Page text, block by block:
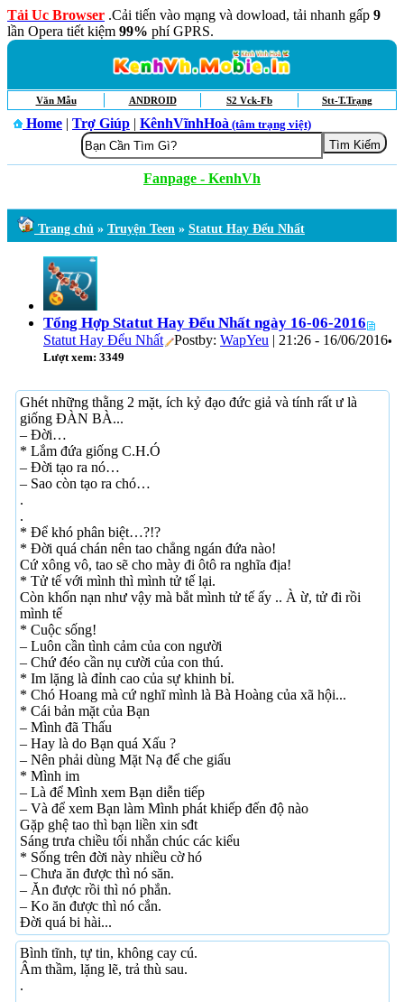
Tải Uc Browser .Cải tiến vào mạng và dowload, tải nhanh gấp 9
lần Opera tiết kiệm 99% phí GPRS.
Văn Mẫu ANDROID S2 Vck-Fb Stt-T.Trạng
Home | Trợ Giúp | KênhVĩnhHoà (tâm trạng việt)
Fanpage - KenhVh
Trang chủ » Truyện Teen » Statut Hay Đểu Nhất
Tổng Hợp Statut Hay Đểu Nhất ngày 16-06-2016
Statut Hay Đểu Nhất Postby: WapYeu | 21:26 - 16/06/2016•
Lượt xem: 3349
Ghét những thằng 2 mặt, ích kỷ đạo đức giả và tính rất ư là
giống ĐÀN BÀ...
– Đời…
* Lắm đứa giống C.H.Ó
– Đời tạo ra nó…
– Sao còn tạo ra chó…
.
.
* Để khó phân biệt…?!?
* Đời quá chán nên tao chẳng ngán đứa nào!
Cứ xông vô, tao sẽ cho mày đi ôtô ra nghĩa địa!
* Tử tế với mình thì mình tử tế lại.
Còn khốn nạn như vậy mà bắt mình tử tế ấy .. À ừ, tử đi rồi
mình tế
* Cuộc sống!
– Luôn cần tình cảm của con người
– Chứ đéo cần nụ cười của con thú.
* Im lặng là đỉnh cao của sự khinh bỉ.
* Chó Hoang mà cứ nghĩ mình là Bà Hoàng của xã hội...
* Cái bản mặt của Bạn
– Mình đã Thấu
– Hay là do Bạn quá Xấu ?
– Nên phải dùng Mặt Nạ để che giấu
* Mình im
– Là để Mình xem Bạn diễn tiếp
– Và để xem Bạn làm Mình phát khiếp đến độ nào
Gặp ghệ tao thì bạn liền xin sđt
Sáng trưa chiều tối nhắn chúc các kiểu
* Sống trên đời này nhiều cờ hó
– Chưa ăn được thì nó săn.
– Ăn được rồi thì nó phắn.
– Ko ăn được thì nó cắn.
Đời quá bi hài...
Bình tĩnh, tự tin, không cay cú.
Âm thầm, lặng lẽ, trả thù sau.
.